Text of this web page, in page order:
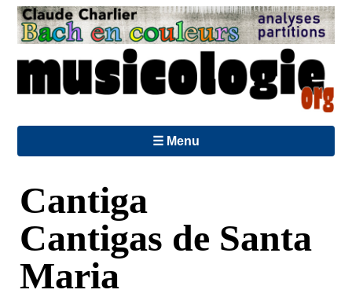
☰ Menu
Cantiga
Cantigas de Santa
Maria